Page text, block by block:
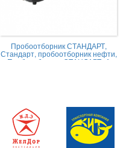
Пробоотборник СТАНДАРТ,
Стандарт, пробоотборник нефти,
Пробоотборник СТАНДАРТ -А